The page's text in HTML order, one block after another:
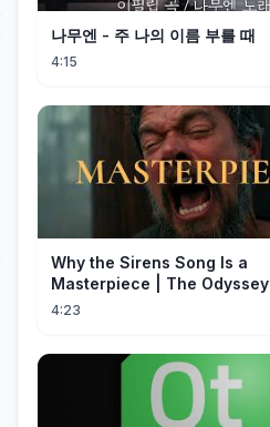
나무엔 - 주 나의 이름 부를 때
4:15
Why the Sirens Song Is a
Masterpiece | The Odyssey
4:23